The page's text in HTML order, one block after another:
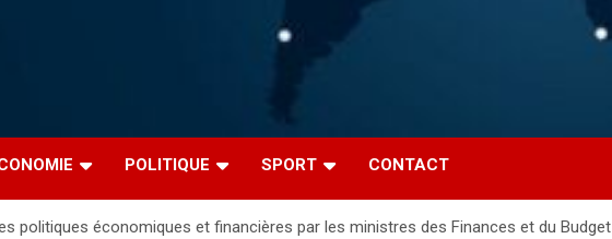
POLITIQUE SPORT CONTACT
politiques économiques et financières par les ministres des Finances et du Budget